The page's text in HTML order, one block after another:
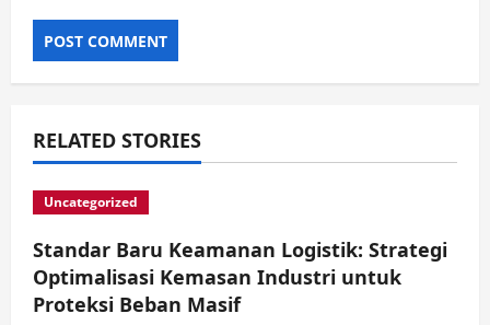
RELATED STORIES
Uncategorized
Standar Baru Keamanan Logistik: Strategi
Optimalisasi Kemasan Industri untuk
Proteksi Beban Masif